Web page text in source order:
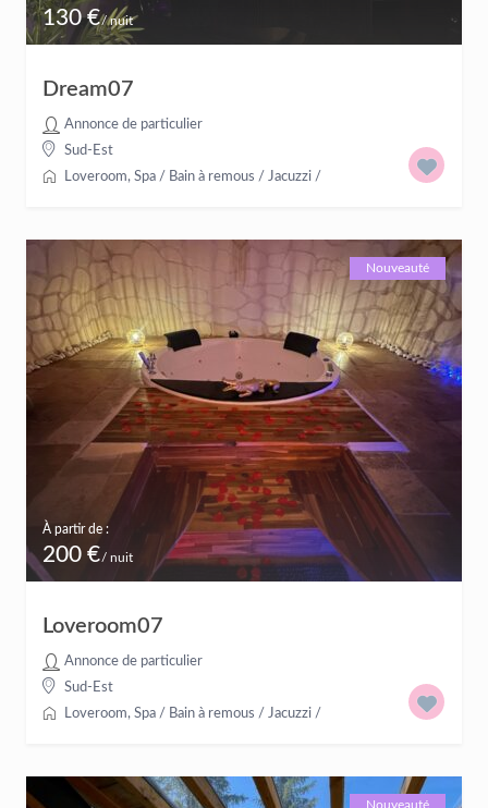
130 €/ nuit
Dream07
Annonce de particulier
Sud-Est
Loveroom, Spa / Bain à remous / Jacuzzi /
À partir de :
200 €/ nuit
Nouveauté
Loveroom07
Annonce de particulier
Sud-Est
Loveroom, Spa / Bain à remous / Jacuzzi /
Nouveauté